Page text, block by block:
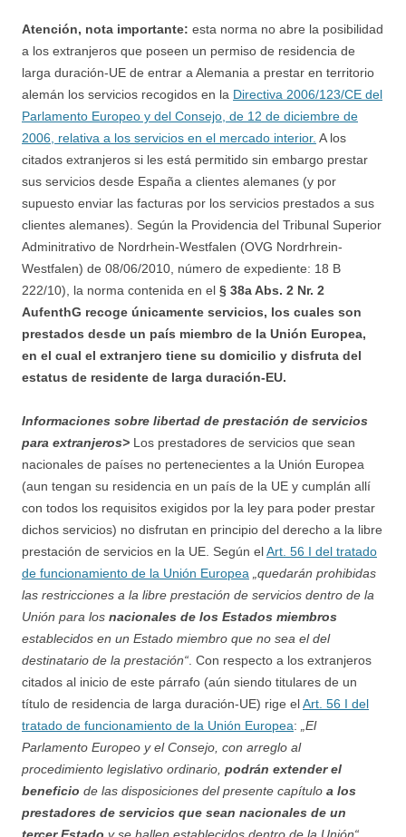
Atención, nota importante: esta norma no abre la posibilidad
a los extranjeros que poseen un permiso de residencia de
larga duración-UE de entrar a Alemania a prestar en territorio
alemán los servicios recogidos en la Directiva 2006/123/CE del
Parlamento Europeo y del Consejo, de 12 de diciembre de
2006, relativa a los servicios en el mercado interior. A los
citados extranjeros si les está permitido sin embargo prestar
sus servicios desde España a clientes alemanes (y por
supuesto enviar las facturas por los servicios prestados a sus
clientes alemanes). Según la Providencia del Tribunal Superior
Adminitrativo de Nordrhein-Westfalen (OVG Nordrhrein-
Westfalen) de 08/06/2010, número de expediente: 18 B
222/10), la norma contenida en el § 38a Abs. 2 Nr. 2
AufenthG recoge únicamente servicios, los cuales son
prestados desde un país miembro de la Unión Europea,
en el cual el extranjero tiene su domicilio y disfruta del
estatus de residente de larga duración-EU.
Informaciones sobre libertad de prestación de servicios
para extranjeros> Los prestadores de servicios que sean
nacionales de países no pertenecientes a la Unión Europea
(aun tengan su residencia en un país de la UE y cumplán allí
con todos los requisitos exigidos por la ley para poder prestar
dichos servicios) no disfrutan en principio del derecho a la libre
prestación de servicios en la UE. Según elArt. 56 I del tratado
de funcionamiento de la Unión Europea „quedarán prohibidas
las restricciones a la libre prestación de servicios dentro de la
Unión para los nacionales de los Estados miembros
establecidos en un Estado miembro que no sea el del
destinatario de la prestación“ . Con respecto a los extranjeros
citados al inicio de este párrafo (aún siendo titulares de un
título de residencia de larga duración-UE) rige elArt. 56 I del
tratado de funcionamiento de la Unión Europea:
„El
Parlamento Europeo y el Consejo, con arreglo al
procedimiento legislativo ordinario, podrán extender el
beneficio de las disposiciones del presente capítulo a los
prestadores de servicios que sean nacionales de un